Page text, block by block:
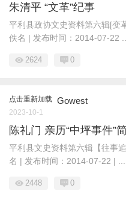
朱清平 “文革”纪事
平利县政协文史资料第六辑[变
佚名 | 发布时间：2014-07-22 ...
2624 0
点击重新加载 Gowest
2023-10-1
陈礼门 亲历“中坪事件”
平利县文史资料第六辑【往事
名 | 发布时间：2014-07-22 | ...
2448 0